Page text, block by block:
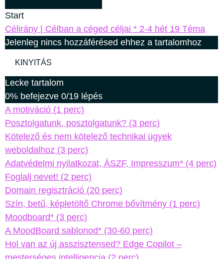
Start
Célirány | Célban a céged céljai * 2-4 hét 19 Téma
Jelenleg nincs hozzáférésed ehhez a tartalomhoz
KINYITÁS
Lecke tartalom
0% befejezve 0/19 lépés
A motiváció (1 perc)
Posztolgatunk, posztolgatunk? (3 perc)
Kötelező és nem kötelező technikai ügyek
weboldalhoz (3 perc)
Adatvédelmi nyilatkozat, ÁSZF, Impresszum* (4 perc)
Foglalj nevet! (2 perc)
Domain regisztráció (20 perc)
Szín, betű, képletöltő Chrome bővítmény (1 perc)
Moodboard* (3 perc)
A MoodBoard sablonod* (30-60 perc)
Hol van az új asszisztensed? Edge Copilot –